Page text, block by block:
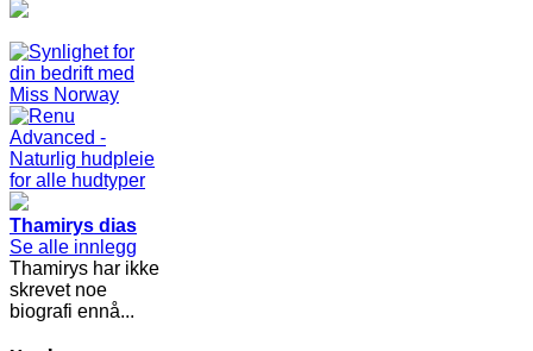
Thamirys dias
Se alle innlegg
Thamirys har ikke
skrevet noe
biografi ennå...